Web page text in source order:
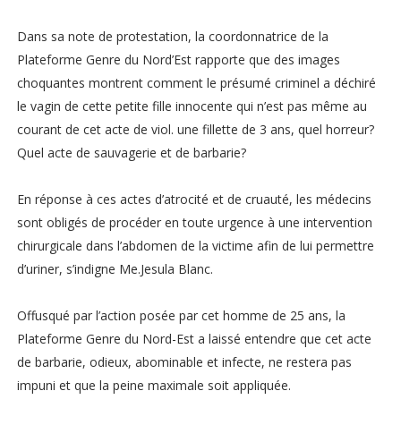
Dans sa note de protestation, la coordonnatrice de la
Plateforme Genre du Nord’Est rapporte que des images
choquantes montrent comment le présumé criminel a déchiré
le vagin de cette petite fille innocente qui n’est pas même au
courant de cet acte de viol. une fillette de 3 ans, quel horreur?
Quel acte de sauvagerie et de barbarie?
En réponse à ces actes d’atrocité et de cruauté, les médecins
sont obligés de procéder en toute urgence à une intervention
chirurgicale dans l’abdomen de la victime afin de lui permettre
d’uriner, s’indigne Me.Jesula Blanc.
Offusqué par l’action posée par cet homme de 25 ans, la
Plateforme Genre du Nord-Est a laissé entendre que cet acte
de barbarie, odieux, abominable et infecte, ne restera pas
impuni et que la peine maximale soit appliquée.